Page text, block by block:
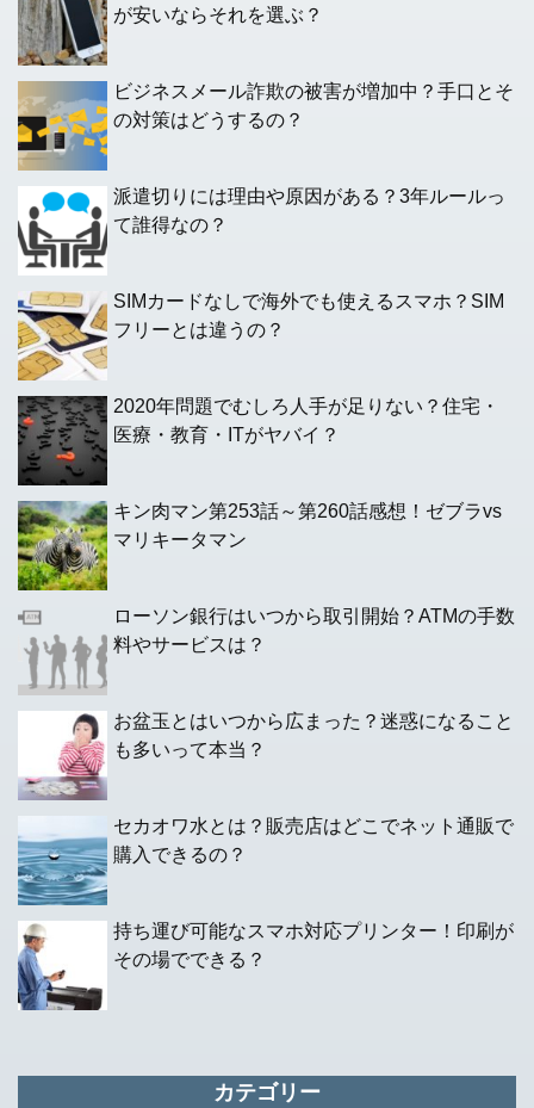
が安いならそれを選ぶ？
ビジネスメール詐欺の被害が増加中？手口とそ
の対策はどうするの？
派遣切りには理由や原因がある？3年ルールっ
て誰得なの？
SIMカードなしで海外でも使えるスマホ？SIM
フリーとは違うの？
2020年問題でむしろ人手が足りない？住宅・
医療・教育・ITがヤバイ？
キン肉マン第253話～第260話感想！ゼブラvs
マリキータマン
ローソン銀行はいつから取引開始？ATMの手数
料やサービスは？
お盆玉とはいつから広まった？迷惑になること
も多いって本当？
セカオワ水とは？販売店はどこでネット通販で
購入できるの？
持ち運び可能なスマホ対応プリンター！印刷が
その場でできる？
カテゴリー